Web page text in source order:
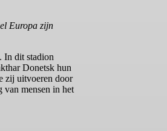
Europa zijn
In dit stadion
Donetsk hun
zij uitvoeren door
van mensen in het